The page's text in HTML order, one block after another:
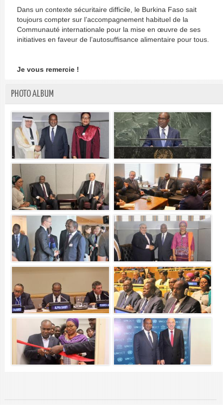
Dans un contexte sécuritaire difficile, le Burkina Faso sait
toujours compter sur l’accompagnement habituel de la
Communauté internationale pour la mise en œuvre de ses
initiatives en faveur de l’autosuffisance alimentaire pour tous.
Je vous remercie !
PHOTO ALBUM